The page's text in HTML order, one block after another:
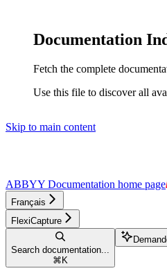
Documentation
Fetch the complete
Use this file to discover all
Skip to main content
ABBYY Documentation home page
Français
FlexiCapture
Search documentation...
⌘ K